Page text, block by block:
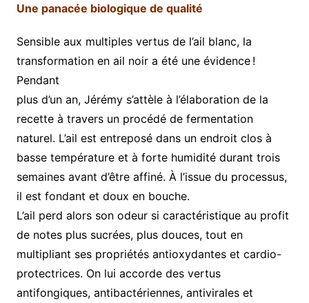
Une panacée biologique de qualité
Sensible aux multiples vertus de l’ail blanc, la
transformation en ail noir a été une évidence !
Pendant
plus d’un an, Jérémy s’attèle à l’élaboration de la
recette à travers un procédé de fermentation
naturel. L’ail est entreposé dans un endroit clos à
basse température et à forte humidité durant trois
semaines avant d’être affiné. À l’issue du processus,
il est fondant et doux en bouche.
L’ail perd alors son odeur si caractéristique au profit
de notes plus sucrées, plus douces, tout en
multipliant ses propriétés antioxydantes et cardio-
protectrices. On lui accorde des vertus
antifongiques, antibactériennes, antivirales et